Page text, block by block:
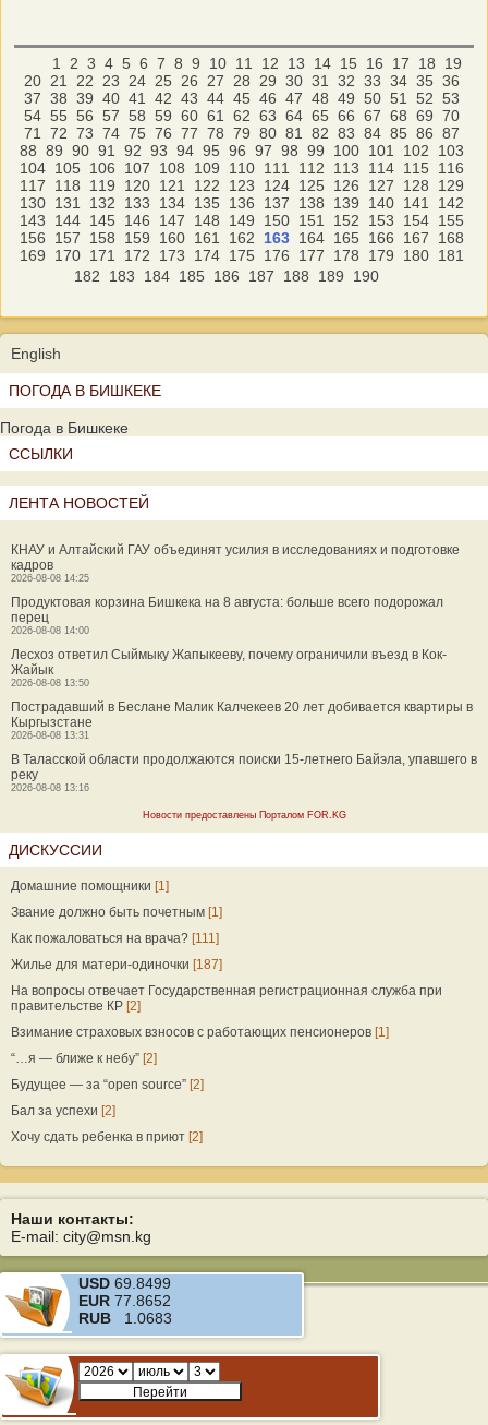
1 2 3 4 5 6 7 8 9 10 11 12 13 14 15 16 17 18
19
20 21 22 23 24 25 26 27 28 29 30 31 32 33 34 35 36
37 38 39 40 41 42 43 44 45 46 47 48 49 50 51 52 53
54 55 56 57 58 59 60 61 62 63 64 65 66 67 68 69 70
71
72 73 74 75 76 77 78 79 80 81 82 83 84 85 86 87
88 89 90 91 92 93 94 95 96 97 98 99 100 101 102
103
104 105 106 107 108 109 110 111 112 113 114 115
116
117
118 119 120 121 122 123 124 125 126 127 128
129
130 131 132 133 134 135 136 137 138 139 140 141
142
143
144 145 146 147 148 149 150 151 152 153 154 155
156
157 158 159 160 161 162 163 164 165 166 167
168
169
170 171 172 173 174 175 176 177 178 179 180 181
182
183 184 185 186 187 188 189 190
English
ПОГОДА В БИШКЕКЕ
Погода в Бишкеке
ССЫЛКИ
ЛЕНТА НОВОСТЕЙ
КНАУ и Алтайский ГАУ объединят усилия в исследованиях и подготовке
кадров
2026-08-08 14:25
Продуктовая корзина Бишкека на 8 августа: больше всего подорожал
перец
2026-08-08 14:00
Лесхоз ответил Сыймыку Жапыкееву, почему ограничили въезд в Кок-
Жайык
2026-08-08 13:50
Пострадавший в Беслане Малик Калчекеев 20 лет добивается квартиры в
Кыргызстане
2026-08-08 13:31
В Таласской области продолжаются поиски 15-летнего Байэла, упавшего в
реку
2026-08-08 13:16
Новости предоставлены Порталом FOR.KG
ДИСКУССИИ
Домашние помощники [1]
Звание должно быть почетным [1]
Как пожаловаться на врача? [111]
Жилье для матери-одиночки [187]
На вопросы отвечает Государственная регистрационная служба при
правительстве КР [2]
Взимание страховых взносов с работающих пенсионеров [1]
“…я — ближе к небу” [2]
Будущее — за “open source” [2]
Бал за успехи [2]
Хочу сдать ребенка в приют [2]
Наши контакты:
E-mail: city@msn.kg
USD 69.8499
EUR 77.8652
RUB 1.0683